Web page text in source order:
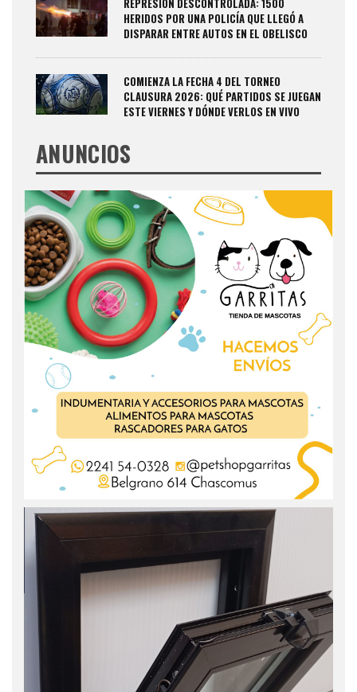
REPRESIÓN DESCONTROLADA: 1500
HERIDOS POR UNA POLICÍA QUE LLEGÓ A
DISPARAR ENTRE AUTOS EN EL OBELISCO
COMIENZA LA FECHA 4 DEL TORNEO
CLAUSURA 2026: QUÉ PARTIDOS SE JUEGAN
ESTE VIERNES Y DÓNDE VERLOS EN VIVO
ANUNCIOS